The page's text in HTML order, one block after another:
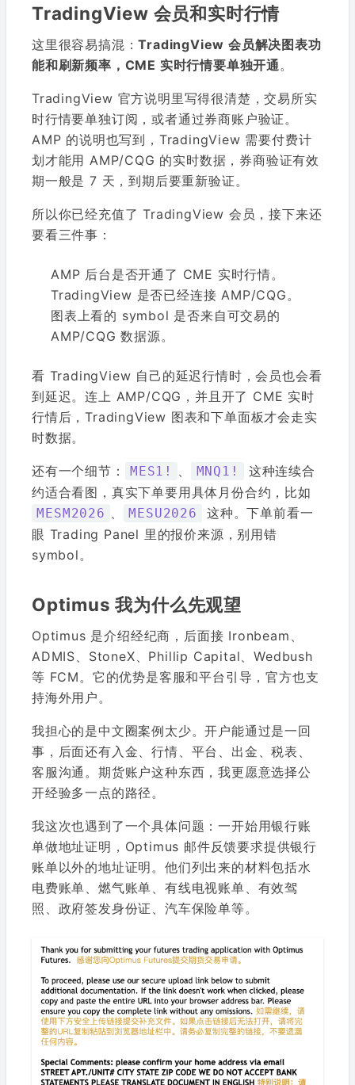
TradingView 会员和实时行情
这里很容易搞混：TradingView 会员解决图表功
能和刷新频率，CME 实时行情要单独开通。
TradingView 官方说明里写得很清楚，交易所实
时行情要单独订阅，或者通过券商账户验证。
AMP 的说明也写到，TradingView 需要付费计
划才能用 AMP/CQG 的实时数据，券商验证有效
期一般是 7 天，到期后要重新验证。
所以你已经充值了 TradingView 会员，接下来还
要看三件事：
AMP 后台是否开通了 CME 实时行情。
TradingView 是否已经连接 AMP/CQG。
图表上看的 symbol 是否来自可交易的
AMP/CQG 数据源。
看 TradingView 自己的延迟行情时，会员也会看
到延迟。连上 AMP/CQG，并且开了 CME 实时
行情后，TradingView 图表和下单面板才会走实
时数据。
还有一个细节： MES1! 、 MNQ1!
这种连续合
约适合看图，真实下单要用具体月份合约，比如
MESM2026 、 MESU2026
这种。下单前看一
眼 Trading Panel 里的报价来源，别用错
symbol。
Optimus 我为什么先观望
Optimus 是介绍经纪商，后面接 Ironbeam、
ADMIS、StoneX、Phillip Capital、Wedbush
等 FCM。它的优势是客服和平台引导，官方也支
持海外用户。
我担心的是中文圈案例太少。开户能通过是一回
事，后面还有入金、行情、平台、出金、税表、
客服沟通。期货账户这种东西，我更愿意选择公
开经验多一点的路径。
我这次也遇到了一个具体问题：一开始用银行账
单做地址证明，Optimus 邮件反馈要求提供银行
账单以外的地址证明。他们列出来的材料包括水
电费账单、燃气账单、有线电视账单、有效驾
照、政府签发身份证、汽车保险单等。